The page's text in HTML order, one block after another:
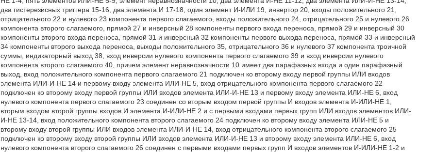
два гистерезисных триггера 15-16, два элемента И 17-18, один элемент И-ИЛИ 19, инвертор 20, входы положительного 21,
отрицательного 22 и нулевого 23 компонента первого слагаемого, входы положительного 24, отрицательного 25 и нулевого 26
компонента второго слагаемого, прямой 27 и инверсный 28 компоненты первого входа переноса, прямой 29 и инверсный 30
компоненты второго входа переноса, прямой 31 и инверсный 32 компоненты первого выхода переноса, прямой 33 и инверсный
34 компоненты второго выхода переноса, выходы положительного 35, отрицательного 36 и нулевого 37 компонента троичной
суммы, индикаторный выход 38, вход инверсии нулевого компонента первого слагаемого 39 и вход инверсии нулевого
компонента второго слагаемого 40, причем элемент неравнозначности 10 имеет два парафазных входа и один парафазный
выход, вход положительного компонента первого слагаемого 21 подключен ко второму входу первой группы ИЛИ входов
элемента ИЛИ-И-НЕ 14 и первому входу элемента ИЛИ-НЕ 5, вход отрицательного компонента первого слагаемого 22
подключен ко второму входу первой группы ИЛИ входов элемента ИЛИ-И-НЕ 13 и первому входу элемента ИЛИ-НЕ 6, вход
нулевого компонента первого слагаемого 23 соединен со вторым входом первой группы И входов элемента И-ИЛИ-НЕ 1,
вторым входом второй группы входов И элемента И-ИЛИ-НЕ 2 и с первыми входами первых групп ИЛИ входов элементов ИЛИ-
И-НЕ 13-14, вход положительного компонента второго слагаемого 24 подключен ко второму входу элемента ИЛИ-НЕ 5 и
второму входу второй группы ИЛИ входов элемента ИЛИ-И-НЕ 14, вход отрицательного компонента второго слагаемого 25
подключен ко второму входу второй группы ИЛИ входов элемента ИЛИ-И-НЕ 13 и второму входу элемента ИЛИ-НЕ 6, вход
нулевого компонента второго слагаемого 26 соединен с первыми входами первых групп И входов элементов И-ИЛИ-НЕ 1-2 и